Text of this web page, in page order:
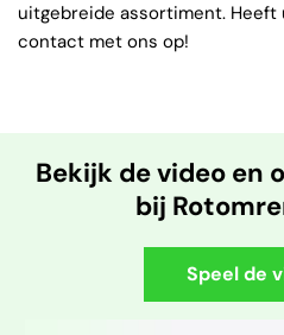
uitgebreide assortiment. Heeft
contact met ons op!
Bekijk de video en
bij
Speel de